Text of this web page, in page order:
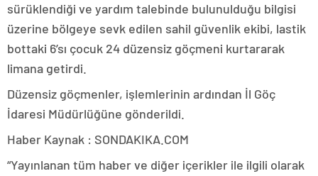
sürüklendiği ve yardım talebinde bulunulduğu bilgisi
üzerine bölgeye sevk edilen sahil güvenlik ekibi, lastik
bottaki 6’sı çocuk 24 düzensiz göçmeni kurtararak
limana getirdi.
Düzensiz göçmenler, işlemlerinin ardından İl Göç
İdaresi Müdürlüğüne gönderildi.
Haber Kaynak : SONDAKIKA.COM
“Yayınlanan tüm haber ve diğer içerikler ile ilgili olarak